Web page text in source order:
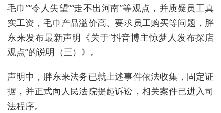
毛巾”“令人失望”“走不出河南”等观点，并质疑员工真
实工资，毛巾产品溢价高、要求员工购买等问题，胖
东来发布最新声明《关于“抖音博主惊梦人发布探店
观点”的说明（三）》。
声明中，胖东来法务已就上述事件依法收集，固定证
据，并正式向人民法院提起诉讼，相关案件已进入司
法程序。